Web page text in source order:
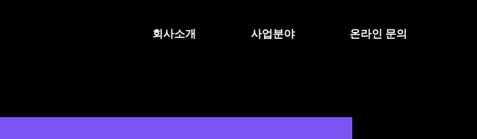
회사소개 사업분야 온라인 문의